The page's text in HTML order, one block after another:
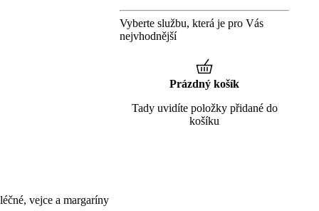
vejce a margaríny
Vyberte službu, která je pro Vás
nejvhodnější
Prázdný košík
Tady uvidíte položky přidané do
košíku